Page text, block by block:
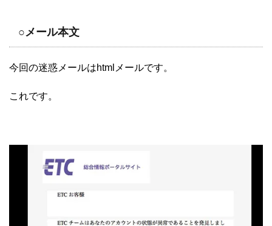
○メール本文
今回の迷惑メールはhtmlメールです。
これです。